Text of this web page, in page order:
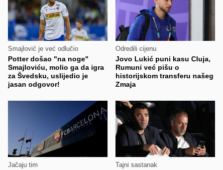
Smajlović je već odlučio
Potter došao "na noge"
Smajloviću, molio ga da igra
za Švedsku, uslijedio je
jasan odgovor!
Odredili cijenu
Jovo Lukić puni kasu Cluja,
Rumuni već pišu o
historijskom transferu našeg
Zmaja
Jačaju tim Tajni sastanak